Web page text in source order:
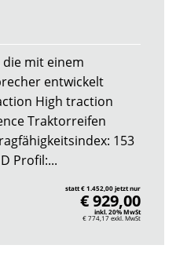
die mit einem
entwickelt
High traction
Traktorreifen
153
Profil:...
statt € 1.452,00 jetzt nur
€ 929,00
inkl. 20% MwSt
€ 774,17exkl. MwSt